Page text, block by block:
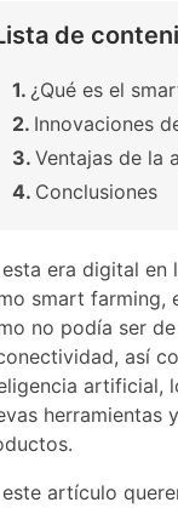
de
¿Qué es el
Innovaciones
Ventajas de la
Conclusiones
esta era digital en
smart farming,
no podía ser
así
artificial,
herramientas
este artículo